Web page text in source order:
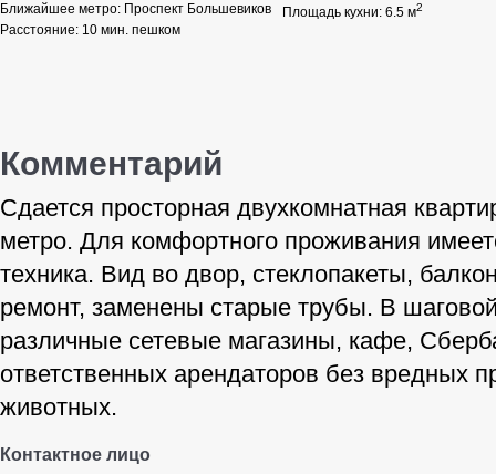
Ближайшее метро: Проспект Большевиков
Расстояние: 10 мин. пешком
Площадь кухни: 6.5 м2
Комментарий
Сдается просторная двухкомнатная
метро. Для комфортного проживания
техника. Вид во двор, стеклопакеты,
ремонт, заменены старые трубы. В
различные сетевые магазины, кафе,
ответственных арендаторов без вредных
животных.
Контактное лицо